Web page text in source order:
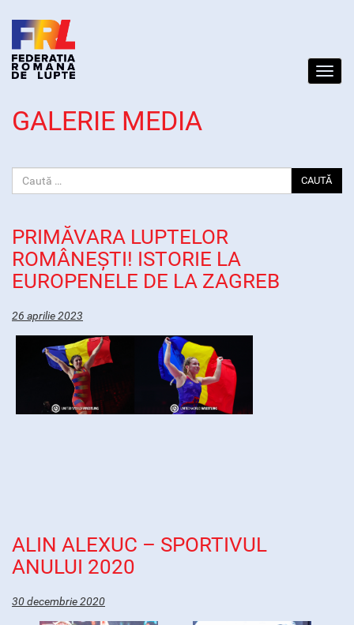
GALERIE MEDIA
CAUTĂ
PRIMĂVARA LUPTELOR
ROMÂNEȘTI! ISTORIE LA
EUROPENELE DE LA ZAGREB
26 aprilie 2023
ALIN ALEXUC – SPORTIVUL
ANULUI 2020
30 decembrie 2020